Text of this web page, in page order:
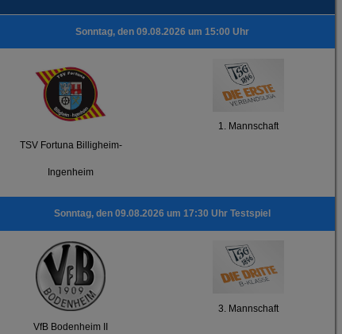
Sonntag, den 09.08.2026 um 15:00 Uhr
TSV Fortuna Billigheim-
Ingenheim
1. Mannschaft
Sonntag, den 09.08.2026 um 17:30 Uhr Testspiel
VfB Bodenheim II
3. Mannschaft